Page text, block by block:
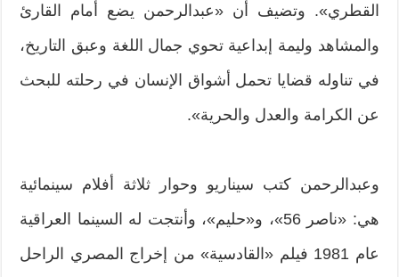
القطري». وتضيف أن «عبدالرحمن يضع أمام القارئ
والمشاهد وليمة إبداعية تحوي جمال اللغة وعبق التاريخ،
في تناوله قضايا تحمل أشواق الإنسان في رحلته للبحث
عن الكرامة والعدل والحرية».
وعبدالرحمن كتب سيناريو وحوار ثلاثة أفلام سينمائية
هي: «ناصر ‬56»، و«حليم»، وأنتجت له السينما العراقية
عام ‬1981 فيلم «القادسية» من إخراج المصري الراحل